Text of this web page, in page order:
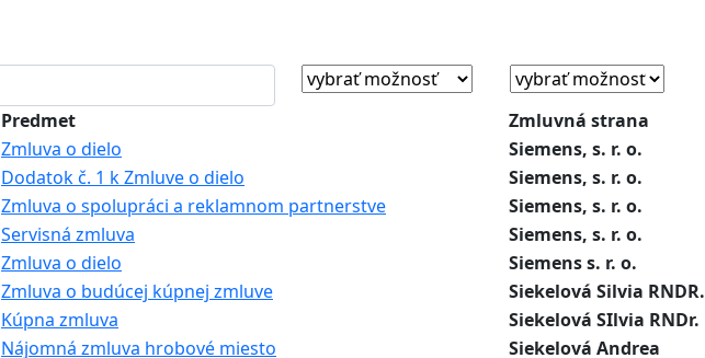
Predmet Zmluvná strana
Zmluva o dielo Siemens, s. r. o.
Dodatok č. 1 k Zmluve o dielo Siemens, s. r. o.
Zmluva o spolupráci a reklamnom partnerstve Siemens, s. r. o.
Servisná zmluva Siemens, s. r. o.
Zmluva o dielo Siemens s. r. o.
Zmluva o budúcej kúpnej zmluve Siekelová Silvia RNDR.
Kúpna zmluva Siekelová SIlvia RNDr.
Nájomná zmluva hrobové miesto Siekelová Andrea